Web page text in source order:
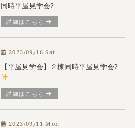
同時平屋見学会?
詳細はこちら
2023/09/16 Sat
【平屋見学会】２棟同時平屋見学会?
詳細はこちら
2023/09/11 Mon